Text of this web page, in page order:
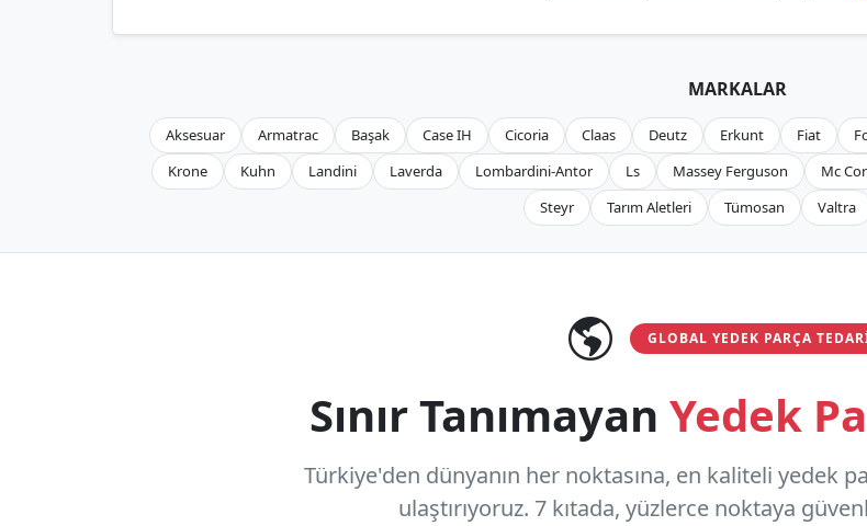
MARKALAR
Aksesuar Armatrac Başak Case IH Cicoria Claas Deutz Erkunt Fiat
Krone
Kuhn Landini Laverda Lombardini-Antor Ls Massey Ferguson Mc
Steyr
Tarım Aletleri Tümosan Valtra
GLOBAL YEDEK PARÇA
Sınır Tanımayan Yedek
Türkiye'den dünyanın her noktasına, en kaliteli yedek
ulaştırıyoruz. 7 kıtada, yüzlerce noktaya